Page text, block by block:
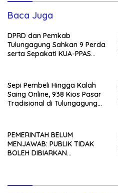
Baca Juga
DPRD dan Pemkab
Tulungagung Sahkan 9 Perda
serta Sepakati KUA-PPAS
Sepi Pembeli Hingga Kalah
Saing Online, 938 Kios Pasar
Tradisional di Tulungagung
PEMERINTAH BELUM
MENJAWAB: PUBLIK TIDAK
BOLEH DIBIARKAN